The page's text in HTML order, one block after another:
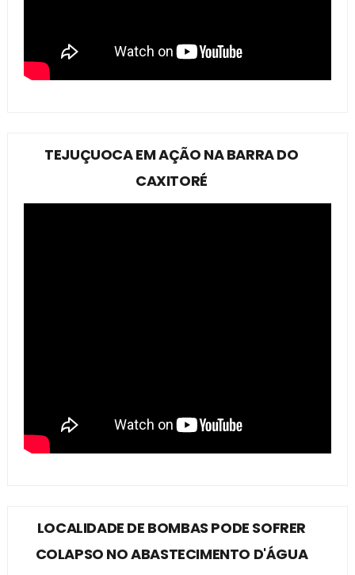
TEJUÇUOCA EM AÇÃO NA BARRA DO
CAXITORÉ
LOCALIDADE DE BOMBAS PODE SOFRER
COLAPSO NO ABASTECIMENTO D'ÁGUA